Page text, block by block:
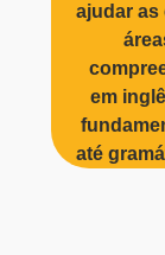
ajudar as
em
até